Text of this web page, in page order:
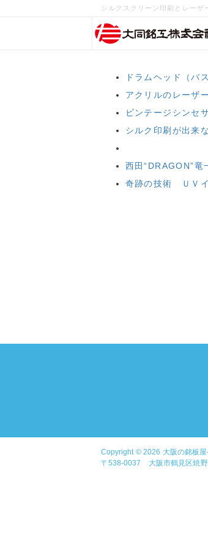
シルクスクリーン印刷とレーザ
ドラムヘッド（バ
アクリルのレーザ
ビンテージシンセ
シルク印刷が出来
西田“DRAGON”竜
奇跡の技術 ＵＶ
Copyright © 2026 大阪の銘板
〒538-0037 大阪市鶴見区焼